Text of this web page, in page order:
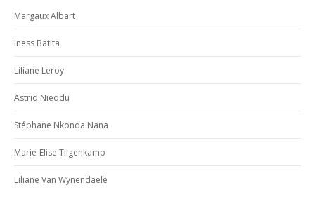
Margaux Albart
Iness Batita
Liliane Leroy
Astrid Nieddu
Stéphane Nkonda Nana
Marie-Elise Tilgenkamp
Liliane Van Wynendaele